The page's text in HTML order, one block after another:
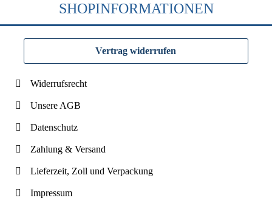
SHOPINFORMATIONEN
Vertrag widerrufen
Widerrufsrecht
Unsere AGB
Datenschutz
Zahlung & Versand
Lieferzeit, Zoll und Verpackung
Impressum